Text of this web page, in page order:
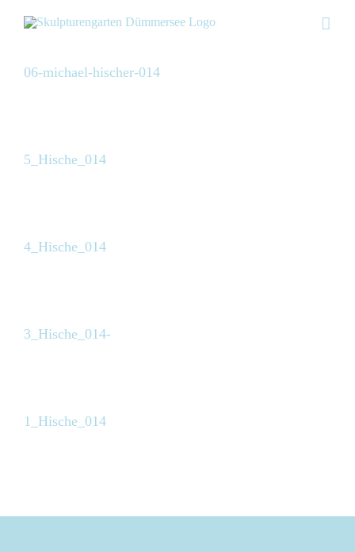
06-michael-hischer-014
5_Hische_014
4_Hische_014
3_Hische_014-
1_Hische_014